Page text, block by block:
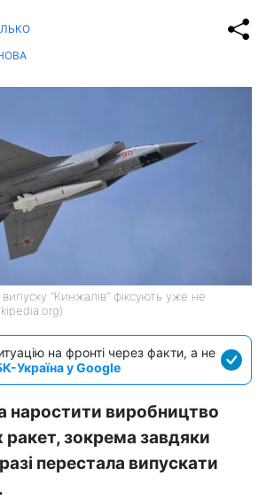
"Кинжалів" фіксують уже не
на фронті через факти, а не
Україна у Google
наростити виробництво
ракет, зокрема завдяки
перестала випускати